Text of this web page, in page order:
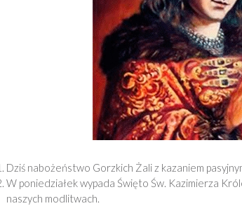
Dziś nabożeństwo Gorzkich Żali z kazaniem
W poniedziałek wypada Święto Św. Kazimierza
naszych modlitwach.